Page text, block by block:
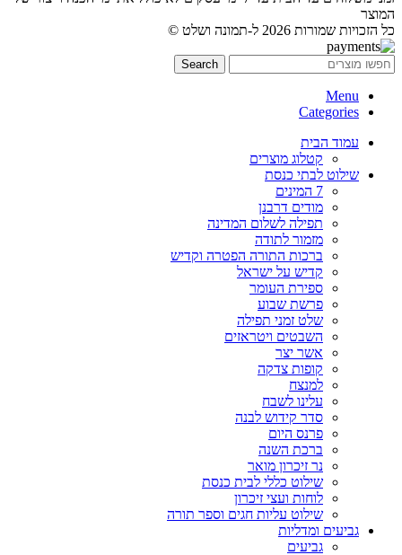
המוצר
כל הזכויות שמורות 2026 ל-תמונה ושלט ©
Search
Menu
Categories
עמוד הבית
קטלוג מוצרים
שילוט לבתי כנסת
7 המינים
מודים דרבנן
תפילה לשלום המדינה
מזמור לתודה
ברכות התורה הפטרה וקדיש
קדיש על ישראל
ספירת העומר
פרשת שבוע
שלט זמני תפילה
השבטים ויטראזים
אשר יצר
קופות צדקה
למנצח
עלינו לשבח
סדר קידוש לבנה
פרנס היום
ברכת השנה
נר זיכרון מואר
שילוט כללי לבית כנסת
לוחות ועצי זיכרון
שילוט עליות חגים וספר תורה
גביעים ומדליות
גביעים